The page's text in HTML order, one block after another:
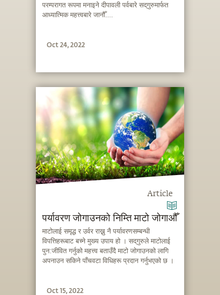
परम्परागत रूपमा मनाइने दीपावली पर्वबारे सद्‌गुरुमार्फत
आध्यात्मिक महत्त्वबारे जानौँ....
Oct 24, 2022
Article
पर्यावरण जोगाउनको निम्ति माटो जोगाऔँ
माटोलाई समृद्ध र उर्वर राख्नु नै पर्यावरणसम्बन्धी
विपत्तिहरूबाट बच्ने मुख्य उपाय हो । सद्‌गुरुले माटोलाई
पुन:जीवित गर्नुको महत्त्व बताउँदै माटो जोगाउनको लागि
अपनाउन सकिने पाँचवटा विधिहरू प्रदान गर्नुभएको छ ।
Oct 15, 2022